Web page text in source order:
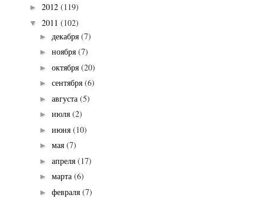
► 2012 (119)
▼ 2011 (102)
► декабря (7)
► ноября (7)
► октября (20)
► сентября (6)
► августа (5)
► июля (2)
► июня (10)
► мая (7)
► апреля (17)
► марта (6)
► февраля (7)